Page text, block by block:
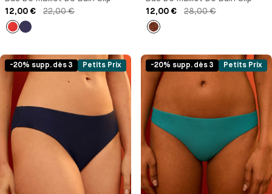
12,00 €
22,00 €
12,00 €
28,00 €
-20% supp. dès 3 Petits Prix -20% supp. dès 3 Petits Prix